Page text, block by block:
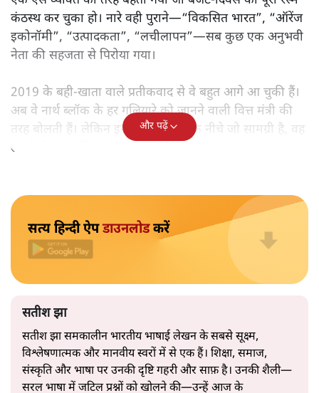
बजट पेश करने उठीं तो वे आसानी से रिकॉर्ड बुक में दर्ज हो गईं।
लेकिन उसके बाद जो आया, उसने साफ़ दिखा दिया कि बिना
नएपन के सिर्फ़ सहनशक्ति कितनी दूर तक ले जा सकती है।
कंठस्थ कर चुका हो। नारे वही पुराने—“विकसित भारत”, “ऑरेंज
इकोनॉमी”, “उत्पादकता”, “लचीलापन”—सब कुछ एक अनुभवी
नेता की सहजता से पिरोया गया।
2019 के बही‑खाता वाले प्रतीकवाद से वे बहुत आगे आ चुकी हैं।
अब वे नार्थ ब्लॉक के हर गलियारे को जानने वाली वित्त मंत्री की
तरह बोलती हैं। लेकिन इस आत्मविश्वास के नीचे जो सामग्री है, वह
उतनी ही अनुमानित और दोहराव भरी।